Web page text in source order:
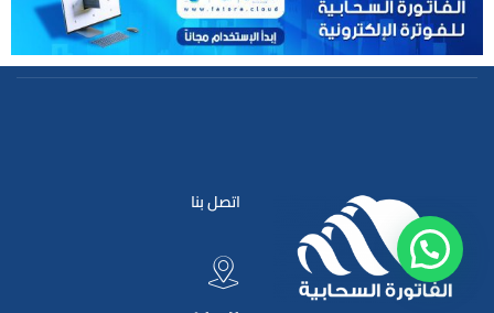
اتصل بنا